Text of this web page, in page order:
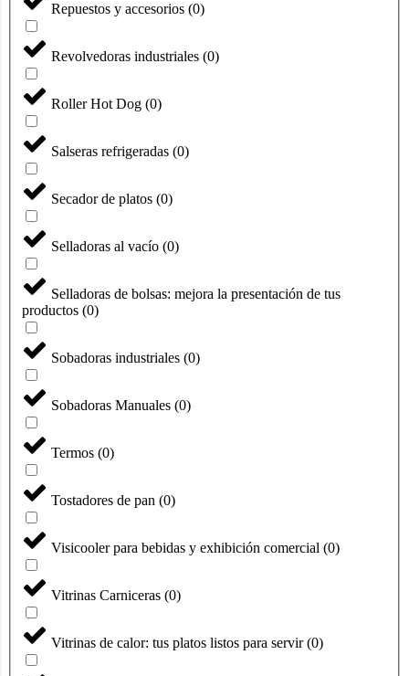
Repuestos y accesorios (0)
Revolvedoras industriales (0)
Roller Hot Dog (0)
Salseras refrigeradas (0)
Secador de platos (0)
Selladoras al vacío (0)
Selladoras de bolsas: mejora la presentación de tus
productos (0)
Sobadoras industriales (0)
Sobadoras Manuales (0)
Termos (0)
Tostadores de pan (0)
Visicooler para bebidas y exhibición comercial (0)
Vitrinas Carniceras (0)
Vitrinas de calor: tus platos listos para servir (0)